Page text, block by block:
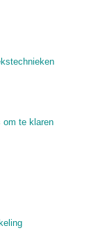
om te klaren